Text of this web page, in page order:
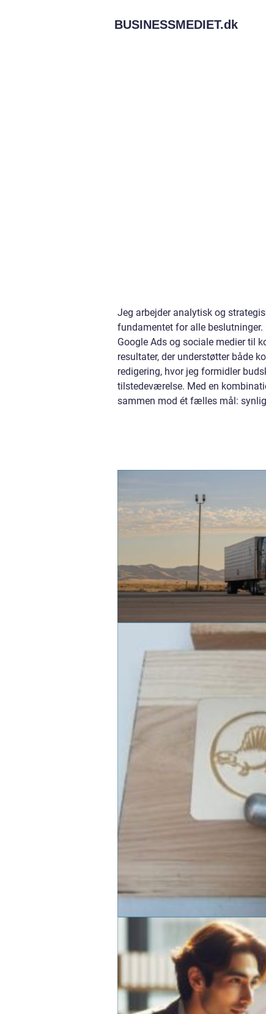
BUSINESSMEDIET.dk
Jeg arbejder analytisk og
fundamentet for alle
Google Ads og sociale medier til
resultater, der understøtter både
redigering, hvor jeg formidler
tilstedeværelse. Med en
sammen mod ét fælles mål: